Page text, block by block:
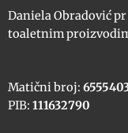
Daniela Obradović
toaletnim
Matični broj:
PIB: 111632790